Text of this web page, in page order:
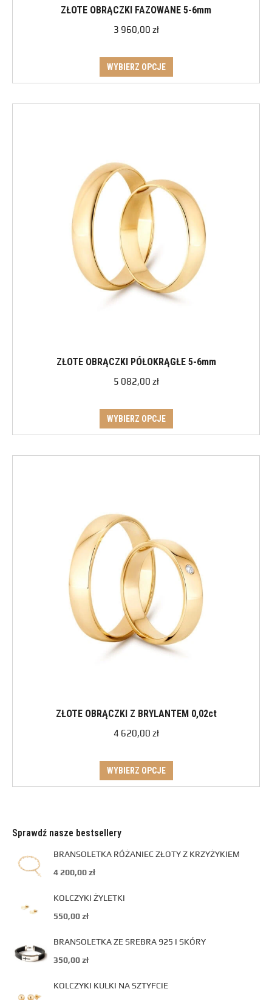
ZŁOTE OBRĄCZKI FAZOWANE 5-6mm
3 960,00 zł
WYBIERZ OPCJE
ZŁOTE OBRĄCZKI PÓŁOKRĄGŁE 5-6mm
5 082,00 zł
WYBIERZ OPCJE
ZŁOTE OBRĄCZKI Z BRYLANTEM 0,02ct
4 620,00 zł
WYBIERZ OPCJE
Sprawdź nasze bestsellery
BRANSOLETKA RÓŻANIEC ZŁOTY Z KRZYŻYKIEM
4 200,00zł
KOLCZYKI ŻYLETKI
550,00zł
BRANSOLETKA ZE SREBRA 925 I SKÓRY
350,00zł
KOLCZYKI KULKI NA SZTYFCIE